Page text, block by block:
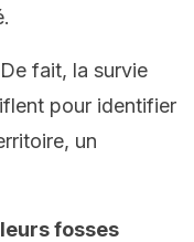
fait, la survie
pour identifier
un
fosses